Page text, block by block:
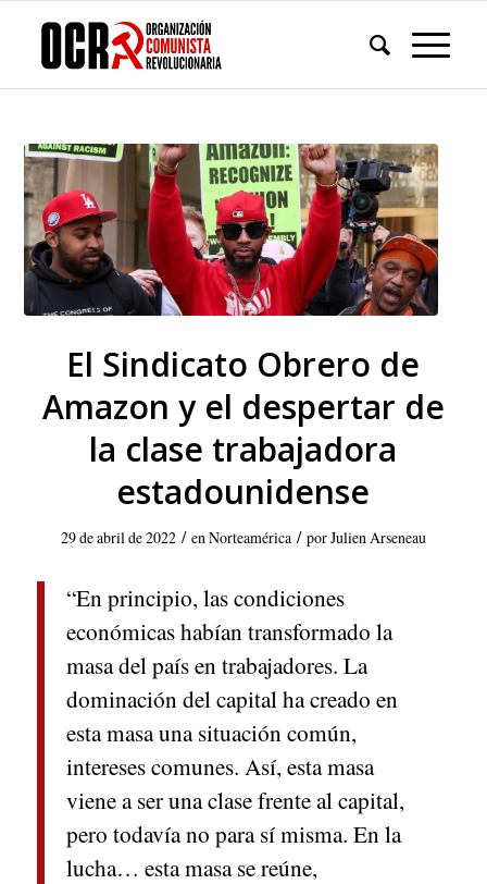
El Sindicato Obrero de
Amazon y el despertar de
la clase trabajadora
estadounidense
29 de abril de 2022 / enNorteamérica / porJulien Arseneau
“En principio, las condiciones
económicas habían transformado la
masa del país en trabajadores. La
dominación del capital ha creado en
esta masa una situación común,
intereses comunes. Así, esta masa
viene a ser una clase frente al capital,
pero todavía no para sí misma. En la
lucha… esta masa se reúne,